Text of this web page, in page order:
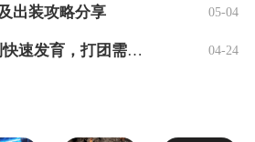
出装攻略分享 05-04
vn前期怎么才能得到快速发育，打团需要注 04-24